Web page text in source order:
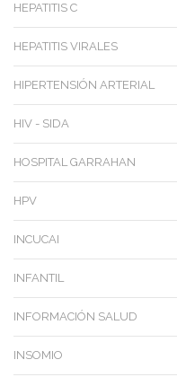
HEPATITIS C
HEPATITIS VIRALES
HIPERTENSIÓN ARTERIAL
HIV - SIDA
HOSPITAL GARRAHAN
HPV
INCUCAI
INFANTIL
INFORMACIÓN SALUD
INSOMIO